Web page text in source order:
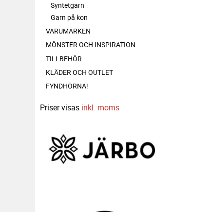
Syntetgarn
Garn på kon
VARUMÄRKEN
MÖNSTER OCH INSPIRATION
TILLBEHÖR
KLÄDER OCH OUTLET
FYNDHÖRNA!
Priser visas inkl. moms